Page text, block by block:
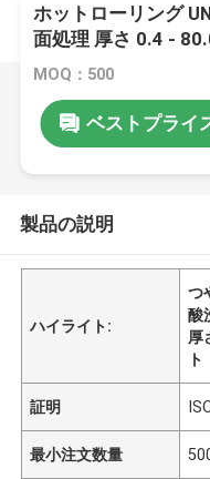
ホットローリング
面処理 厚さ 0.4 -
MOQ：500
ベストプライ
製品の説明
ハイライト:
つ
酸
厚
ト
証明
最小注文数量